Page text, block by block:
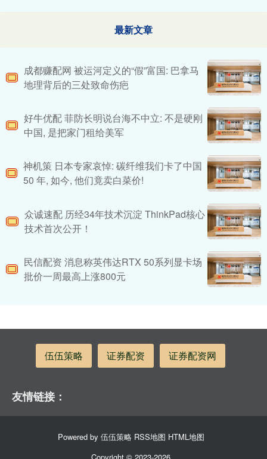
最新文章
成都赚配网 被运河定义的“假”富国: 巴拿马
地理背后的三处致命伤疤
好牛优配 菲防长明说台海不中立: 不是硬刚
中国, 是把家门租给美军
神机策 日本专家哀悼: 碳纤维我们卡了中国
50 年, 如今, 他们竟卖白菜价!
众诚速配 历经34年技术沉淀 ThinkPad核心
技术首次公开！
民信配资 消息称英伟达RTX 50系列显卡场
批价一周最高上涨800元
伍伍策略 证券配资 证券配资网
友情链接：
Powered by 伍伍策略 RSS地图 HTML地图